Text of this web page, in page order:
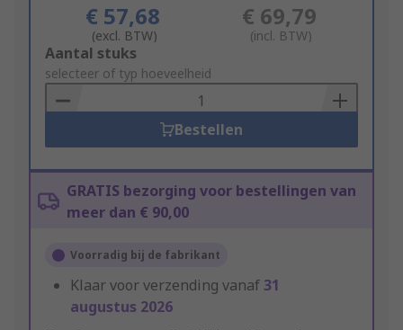
€ 57,68
(excl. BTW)
€ 69,79
(incl. BTW)
Add
to
Basket
Aantal stuks
selecteer of typ hoeveelheid
Bestellen
GRATIS bezorging voor bestellingen van
meer dan € 90,00
Voorradig bij de fabrikant
Klaar voor verzending vanaf31
augustus 2026